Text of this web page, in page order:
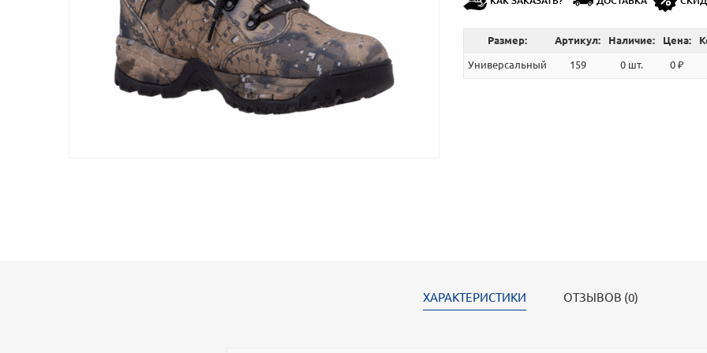
Размер: Артикул: Наличие: Цена:
Универсальный 159 0 шт. 0 ₽
ХАРАКТЕРИСТИКИ ОТЗЫВОВ (0)